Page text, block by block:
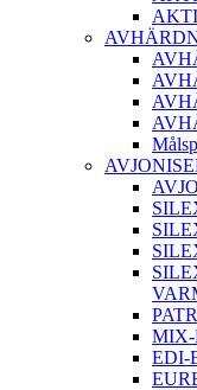
MIX-
EDI-